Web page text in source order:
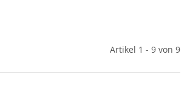
Artikel 1 - 9 von 9